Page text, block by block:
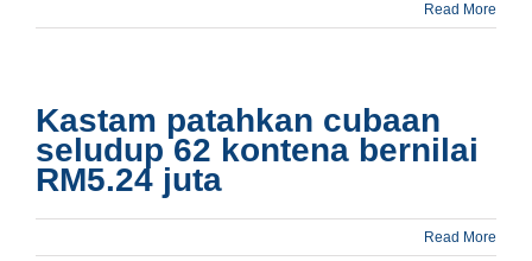
Read More
Kastam patahkan cubaan
seludup 62 kontena bernilai
RM5.24 juta
Read More